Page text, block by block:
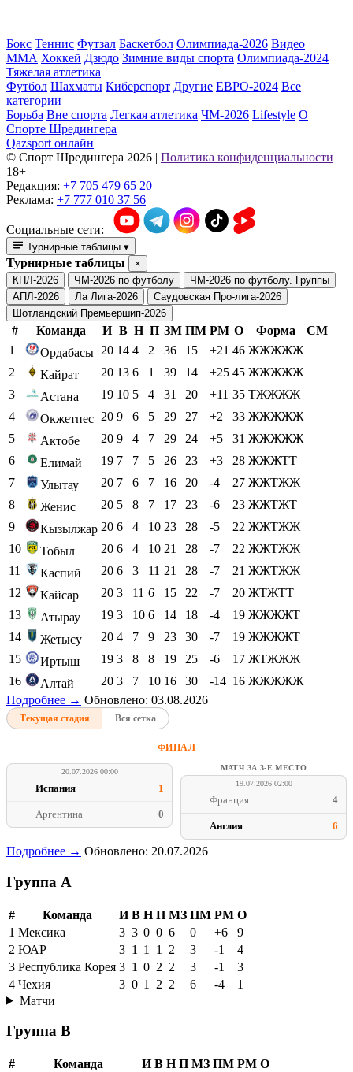
Бокс Теннис Футзал Баскетбол Олимпиада-2026 Видео
ММА Хоккей Дзюдо Зимние виды спорта Олимпиада-2024
Тяжелая атлетика
Футбол Шахматы Киберспорт Другие ЕВРО-2024 Все
категории
Борьба Вне спорта Легкая атлетика ЧМ-2026 Lifestyle О
Спорте Шредингера
Qazsport онлайн
© Cпорт Шредингера 2026 | Политика конфиденциальности
18+
Редакция: +7 705 479 65 20
Реклама: +7 777 010 37 56
Социальные сети:
Турнирные таблицы ▾
Турнирные таблицы
×
КПЛ-2026
ЧМ-2026 по футболу
ЧМ-2026 по футболу. Группы
АПЛ-2026
Ла Лига-2026
Саудовская Про-лига-2026
Шотландский Премьершип-2026
# Команда И В Н П ЗМ ПМ РМ О Форма
СМ
1
Ордабасы 20 14 4 2 36 15 +21 46 ЖЖЖЖЖ
2
Кайрат 20 13 6 1 39 14 +25 45 ЖЖЖЖЖ
3
Астана 19 10 5 4 31 20 +11 35 ТЖЖЖЖ
4
Окжетпес 20 9 6 5 29 27 +2 33 ЖЖЖЖЖ
5
Актобе 20 9 4 7 29 24 +5 31 ЖЖЖЖЖ
6
Елимай 19 7 7 5 26 23 +3 28 ЖЖЖТТ
7
Улытау 20 7 6 7 16 20 -4 27 ЖЖТЖЖ
8
Женис 20 5 8 7 17 23 -6 23 ЖЖТЖТ
9
Кызылжар 20 6 4 10 23 28 -5 22 ЖЖТЖЖ
10
Тобыл 20 6 4 10 21 28 -7 22 ЖЖТЖЖ
11
Каспий 20 6 3 11 21 28 -7 21 ЖЖТЖЖ
12
Кайсар 20 3 11 6 15 22 -7 20 ЖТЖТТ
13
Атырау 19 3 10 6 14 18 -4 19 ЖЖЖЖТ
14
Жетысу 20 4 7 9 23 30 -7 19 ЖЖЖЖТ
15
Иртыш 19 3 8 8 19 25 -6 17 ЖТЖЖЖ
16
Алтай 20 3 7 10 16 30 -14 16 ЖЖЖЖЖ
Подробнее → Обновлено: 03.08.2026
Текущая стадия Вся сетка
ФИНАЛ
20.07.2026 00:00
Испания 1
Аргентина 0
МАТЧ ЗА 3-Е МЕСТО
19.07.2026 02:00
Франция 4
Англия 6
Подробнее → Обновлено: 20.07.2026
Группа A
# Команда И В Н П МЗ ПМ РМ О
1 Мексика 3 3 0 0 6 0 +6
9
2 ЮАР 3 1 1 1 2 3 -1
4
3 Республика Корея 3 1 0 2 2 3 -1
3
4 Чехия 3 0 1 2 2 6 -4
1
Матчи
Группа B
# Команда И В Н П МЗ ПМ РМ О